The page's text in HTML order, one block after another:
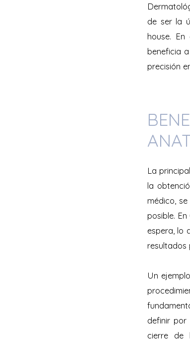
de ser la
house.
beneficia
precisión
La
la
médico,
posible.
espera, lo
resultados
Un
definir
cierre de